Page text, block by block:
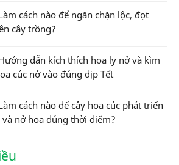
cách nào để ngăn chặn lộc, đọt
cây trồng?
dẫn kích thích hoa ly nở và kìm
cúc nở vào đúng dịp Tết
cách nào để cây hoa cúc phát triển
và nở hoa đúng thời điểm?